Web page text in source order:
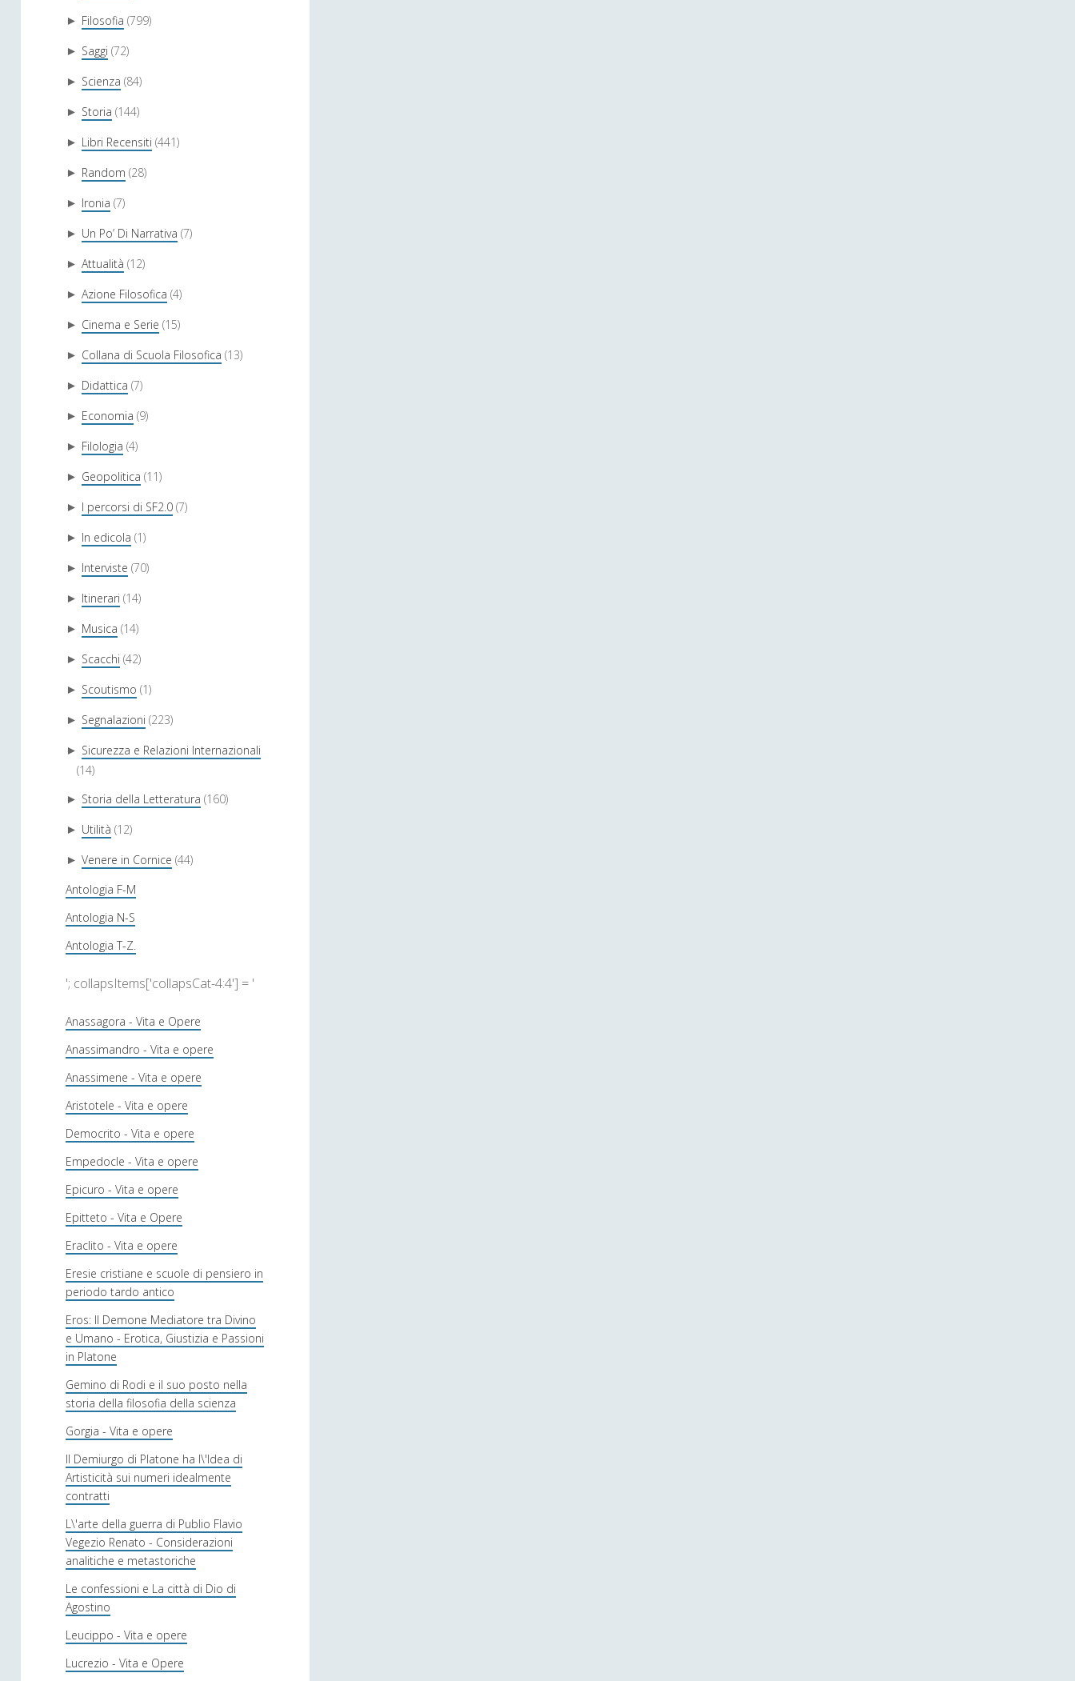
► Filosofia (799)
► Saggi (72)
► Scienza (84)
► Storia (144)
► Libri Recensiti (441)
► Random (28)
► Ironia (7)
► Un Po’ Di Narrativa (7)
► Attualità (12)
► Azione Filosofica (4)
► Cinema e Serie (15)
► Collana di Scuola Filosofica (13)
► Didattica (7)
► Economia (9)
► Filologia (4)
► Geopolitica (11)
► I percorsi di SF2.0 (7)
► In edicola (1)
► Interviste (70)
► Itinerari (14)
► Musica (14)
► Scacchi (42)
► Scoutismo (1)
► Segnalazioni (223)
► Sicurezza e Relazioni Internazionali
(14)
► Storia della Letteratura (160)
► Utilità (12)
► Venere in Cornice (44)
Antologia F-M
Antologia N-S
Antologia T-Z.
'; collapsItems['collapsCat-4:4'] = '
Anassagora - Vita e Opere
Anassimandro - Vita e opere
Anassimene - Vita e opere
Aristotele - Vita e opere
Democrito - Vita e opere
Empedocle - Vita e opere
Epicuro - Vita e opere
Epitteto - Vita e Opere
Eraclito - Vita e opere
Eresie cristiane e scuole di pensiero in
periodo tardo antico
Eros: Il Demone Mediatore tra Divino
e Umano - Erotica, Giustizia e Passioni
in Platone
Gemino di Rodi e il suo posto nella
storia della filosofia della scienza
Gorgia - Vita e opere
Il Demiurgo di Platone ha l\'Idea di
Artisticità sui numeri idealmente
contratti
L\'arte della guerra di Publio Flavio
Vegezio Renato - Considerazioni
analitiche e metastoriche
Le confessioni e La città di Dio di
Agostino
Leucippo - Vita e opere
Lucrezio - Vita e Opere